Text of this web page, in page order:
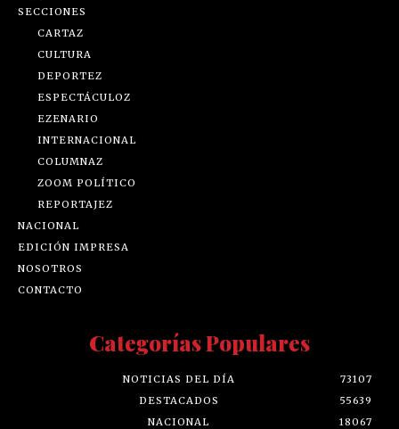
SECCIONES
CARTAZ
CULTURA
DEPORTEZ
ESPECTÁCULOZ
EZENARIO
INTERNACIONAL
COLUMNAZ
ZOOM POLÍTICO
REPORTAJEZ
NACIONAL
EDICIÓN IMPRESA
NOSOTROS
CONTACTO
Categorías Populares
NOTICIAS DEL DÍA
73107
DESTACADOS
55639
NACIONAL
18067